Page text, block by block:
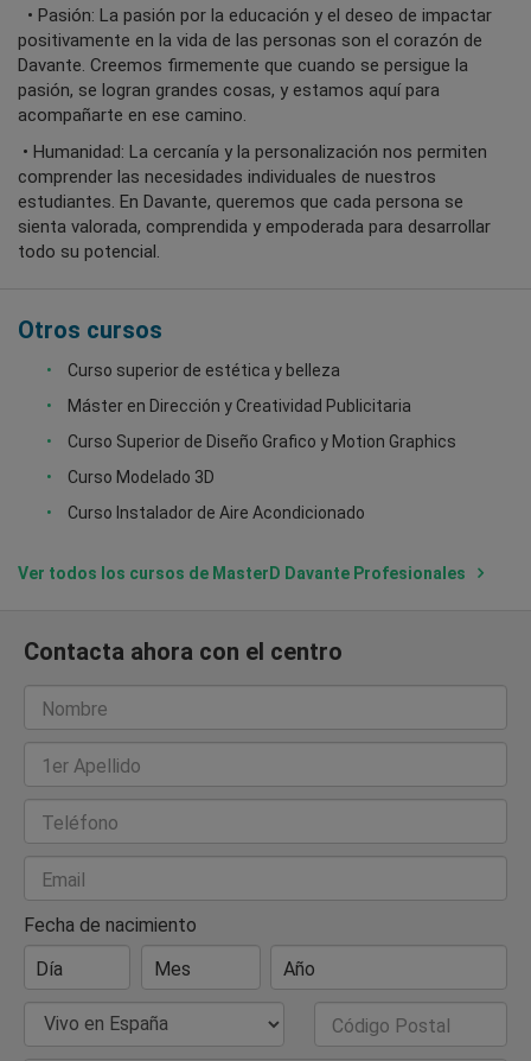
• Pasión: La pasión por la educación y el deseo de impactar
positivamente en la vida de las personas son el corazón de
Davante. Creemos firmemente que cuando se persigue la
pasión, se logran grandes cosas, y estamos aquí para
acompañarte en ese camino.
• Humanidad: La cercanía y la personalización nos permiten
comprender las necesidades individuales de nuestros
estudiantes. En Davante, queremos que cada persona se
sienta valorada, comprendida y empoderada para desarrollar
todo su potencial.
Otros cursos
Curso superior de estética y belleza
Máster en Dirección y Creatividad Publicitaria
Curso Superior de Diseño Grafico y Motion Graphics
Curso Modelado 3D
Curso Instalador de Aire Acondicionado
Ver todos los cursos de MasterD Davante Profesionales
Contacta ahora con el centro
Nombre
1er Apellido
Teléfono
Email
Fecha de nacimiento
Día
Mes Año
País de Residencia Código Postal